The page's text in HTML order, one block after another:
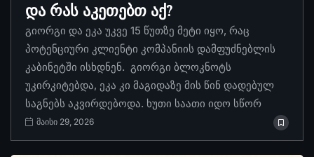
და რას აკეთებთ აქ?
გიორგი და ეკა უკვე 15 წუთზე მეტი იყო, რაც
პოტენციური კლიენტი კომპანიის დამფუძნებლის
კაბინეტში ისხდნენ. გიორგი ბლოკნოტს
უკირკიტებდა, ეკა კი მაგიდაზე მის წინ დადებულ
საგნებს აკვირდებოდა. ხუთი საათი იდო სწორ
მაისი 29, 2026